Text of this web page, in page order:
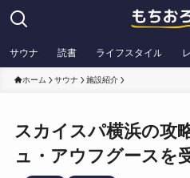
サウナ 読書 ライフスタイル
ホーム サウナ 施設紹介
スカイスパ横浜の攻
ュ・アウフグースを